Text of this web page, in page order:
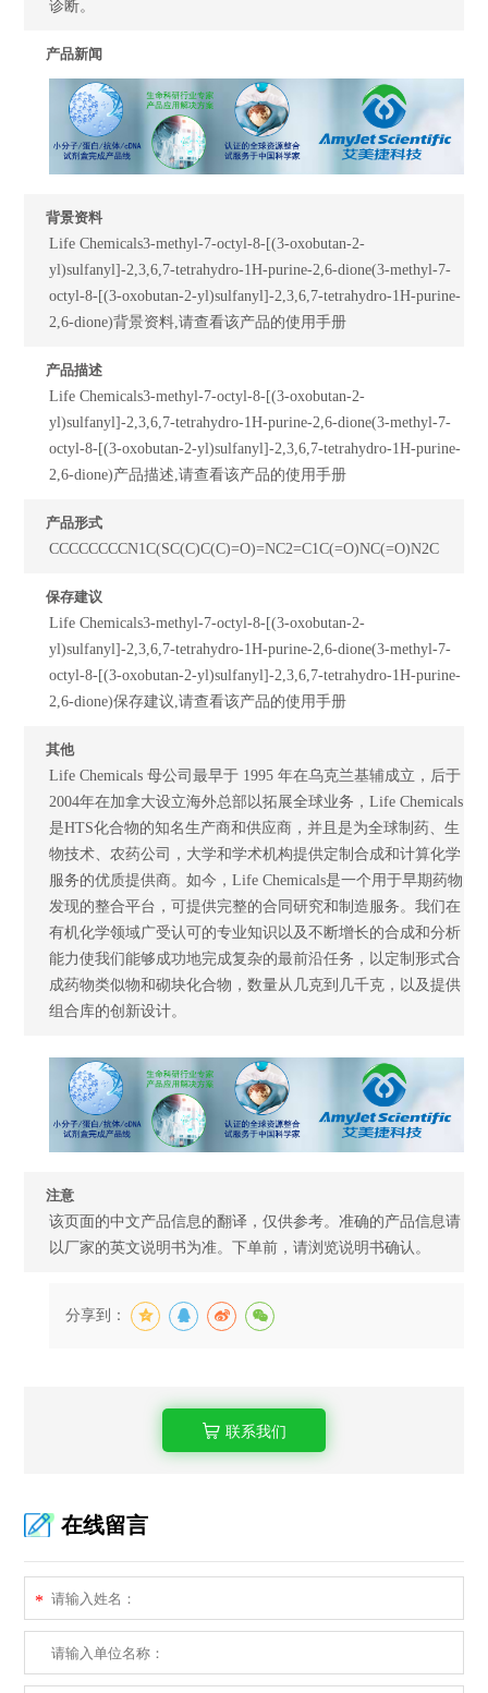
诊断。
产品新闻
背景资料
Life Chemicals3-methyl-7-octyl-8-[(3-oxobutan-2-
yl)sulfanyl]-2,3,6,7-tetrahydro-1H-purine-2,6-dione(3-methyl-7-
octyl-8-[(3-oxobutan-2-yl)sulfanyl]-2,3,6,7-tetrahydro-1H-purine-
2,6-dione)背景资料,请查看该产品的使用手册
产品描述
Life Chemicals3-methyl-7-octyl-8-[(3-oxobutan-2-
yl)sulfanyl]-2,3,6,7-tetrahydro-1H-purine-2,6-dione(3-methyl-7-
octyl-8-[(3-oxobutan-2-yl)sulfanyl]-2,3,6,7-tetrahydro-1H-purine-
2,6-dione)产品描述,请查看该产品的使用手册
产品形式
CCCCCCCCN1C(SC(C)C(C)=O)=NC2=C1C(=O)NC(=O)N2C
保存建议
Life Chemicals3-methyl-7-octyl-8-[(3-oxobutan-2-
yl)sulfanyl]-2,3,6,7-tetrahydro-1H-purine-2,6-dione(3-methyl-7-
octyl-8-[(3-oxobutan-2-yl)sulfanyl]-2,3,6,7-tetrahydro-1H-purine-
2,6-dione)保存建议,请查看该产品的使用手册
其他
Life Chemicals 母公司最早于 1995 年在乌克兰基辅成立，后于
2004年在加拿大设立海外总部以拓展全球业务，Life Chemicals
是HTS化合物的知名生产商和供应商，并且是为全球制药、生
物技术、农药公司，大学和学术机构提供定制合成和计算化学
服务的优质提供商。如今，Life Chemicals是一个用于早期药物
发现的整合平台，可提供完整的合同研究和制造服务。我们在
有机化学领域广受认可的专业知识以及不断增长的合成和分析
能力使我们能够成功地完成复杂的最前沿任务，以定制形式合
成药物类似物和砌块化合物，数量从几克到几千克，以及提供
组合库的创新设计。
注意
该页面的中文产品信息的翻译，仅供参考。准确的产品信息请
以厂家的英文说明书为准。下单前，请浏览说明书确认。
分享到：
联系我们
在线留言
*